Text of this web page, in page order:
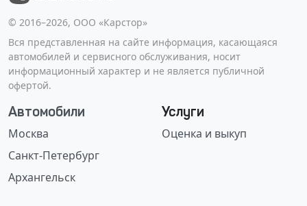
©️ 2016–2026, ООО «Карстор»
Вся представленная на сайте информация, касающаяся
автомобилей и сервисного обслуживания, носит
информационный характер и не является публичной
офертой.
Автомобили
Москва
Санкт-Петербург
Архангельск
Услуги
Оценка и выкуп